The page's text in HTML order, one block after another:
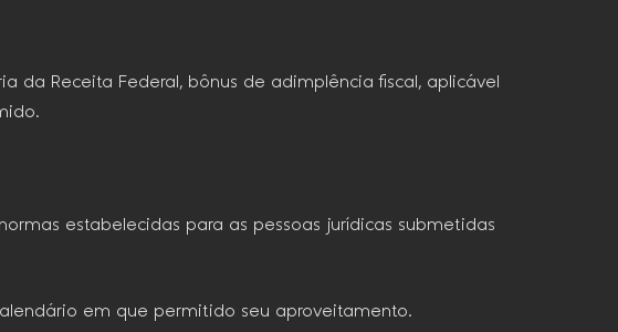
da Receita Federal, bônus de adimplência fiscal, aplicável
estabelecidas para as pessoas jurídicas submetidas
em que permitido seu aproveitamento.